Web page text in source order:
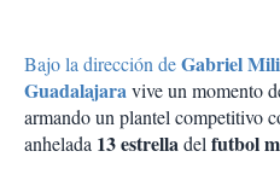
Bajo la dirección deGabriel
Guadalajaravive un momento
armando un plantel competitivo
anhelada 13 estrelladelfutbol